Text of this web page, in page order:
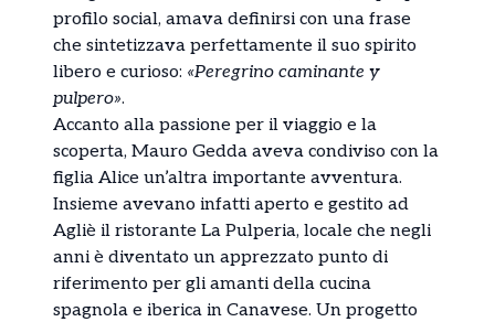
profilo social, amava definirsi con una frase
che sintetizzava perfettamente il suo spirito
libero e curioso: «Peregrino caminante y
pulpero».
Accanto alla passione per il viaggio e la
scoperta, Mauro Gedda aveva condiviso con la
figlia Alice un’altra importante avventura.
Insieme avevano infatti aperto e gestito ad
Agliè il ristorante La Pulperia, locale che negli
anni è diventato un apprezzato punto di
riferimento per gli amanti della cucina
spagnola e iberica in Canavese. Un progetto